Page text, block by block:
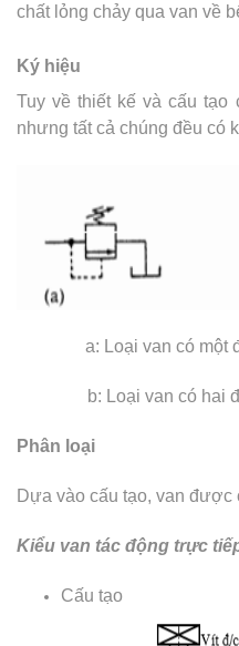
chất lỏng chảy qua van về
Ký hiệu
Tuy về thiết kế và cấu tạo
nhưng tất cả chúng đều có
a: Loại van có một
b: Loại van có hai
Phân loại
Dựa vào cấu tạo, van được
Kiểu van tác động trực
Cấu tạo